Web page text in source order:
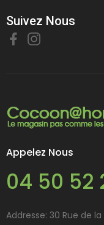
Suivez Nous
Appelez Nous
04 50 52
Addresse: 30 Rue de